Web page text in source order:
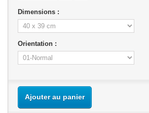
Dimensions :
Orientation :
Ajouter au panier